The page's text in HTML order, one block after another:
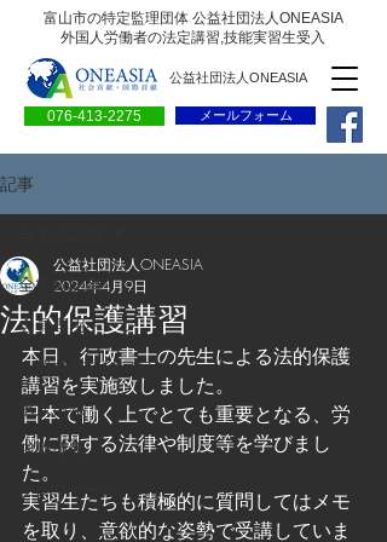
富山市の特定監理団体 公益社団法人ONEASIA
外国人労働者の法定講習,技能実習生受入
076-413-2275
公益社団法人ONEASIA
メールフォーム
記事
全ての記事
会員専用ページ
一般の方向けブログ
求人情報
求職情報
プレリリース
法的保護講習
公益社団法人ONEASIA
2024年4月9日
本日、行政書士の先生による法的保護
講習を実施致しました。
日本で働く上でとても重要となる、労
働に関する法律や制度等を学びまし
た。
実習生たちも積極的に質問してはメモ
を取り、意欲的な姿勢で受講していま